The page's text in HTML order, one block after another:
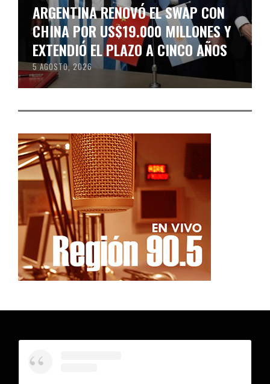
ARGENTINA RENOVÓ EL SWAP CON
CHINA POR US$19.000 MILLONES Y
EXTENDIÓ EL PLAZO A CINCO AÑOS
5 AGOSTO, 2026